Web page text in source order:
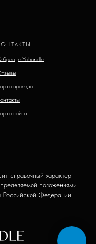
бренде Yohandle
проезда
сайта
справочный характер
положениями
Российской Федерации.